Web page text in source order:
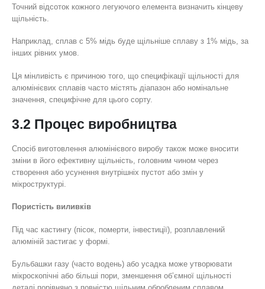
Точний відсоток кожного легуючого елемента визначить кінцеву
щільність.
Наприклад, сплав с 5% мідь буде щільніше сплаву з 1% мідь, за
інших рівних умов.
Ця мінливість є причиною того, що специфікації щільності для
алюмінієвих сплавів часто містять діапазон або номінальне
значення, специфічне для цього сорту.
3.2 Процес виробництва
Спосіб виготовлення алюмінієвого виробу також може вносити
зміни в його ефективну щільність, головним чином через
створення або усунення внутрішніх пустот або змін у
мікроструктурі.
Пористість виливків
Під час кастингу (пісок, померти, інвестиції), розплавлений
алюміній застигає у формі.
Бульбашки газу (часто водень) або усадка може утворювати
мікроскопічні або більші пори, зменшення об’ємної щільності